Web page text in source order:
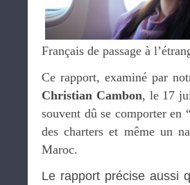
Français de passage à
Ce rapport, examiné par
Christian Cambon, le 17
souvent dû se comporter en
des charters et même un
Maroc.
Le rapport précise aussi